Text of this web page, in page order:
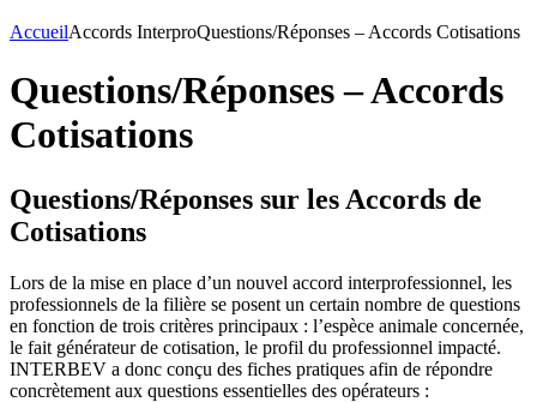
AccueilAccords InterproQuestions/Réponses – Accords Cotisations
Questions/Réponses – Accords
Cotisations
Questions/Réponses sur les Accords de
Cotisations
Lors de la mise en place d’un nouvel accord interprofessionnel, les
professionnels de la filière se posent un certain nombre de questions
en fonction de trois critères principaux : l’espèce animale concernée,
le fait générateur de cotisation, le profil du professionnel impacté.
INTERBEV a donc conçu des fiches pratiques afin de répondre
concrètement aux questions essentielles des opérateurs :